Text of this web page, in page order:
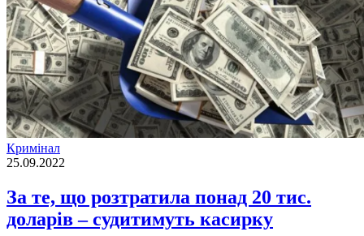
Кримінал
25.09.2022
За те, що розтратила понад 20 тис.
доларів – судитимуть касирку